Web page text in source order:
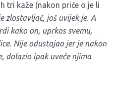
tri kaže (nakon priče o je li
zlostavljač, još uvijek je. A
kako on, uprkos svemu,
Nije odustajao jer je nakon
dolazio ipak uveče njima